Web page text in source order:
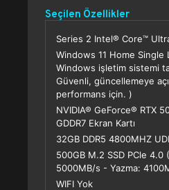
Seçilen Özellikler
Series 2 Intel® Core™
Windows 11 Home Single
Windows işletim sistemi
Güvenli, güncellemeye
performans için. )
NVIDIA® GeForce® RTX
GDDR7 Ekran Kartı
32GB DDR5 4800MHZ
500GB M.2 SSD PCle 4.0
5000MB/s - Yazma:
WIFI Yok